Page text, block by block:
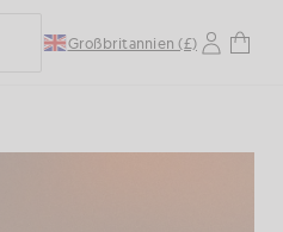
ausschalten
Großbritannien (£)